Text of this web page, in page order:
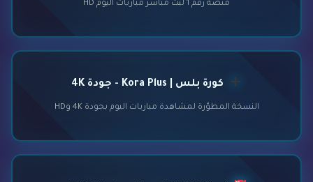
منصة رقم 1 لبث مباشر مباريات اليوم HD
كورة بلس | Kora Plus - جودة 4K
النسخة المطوّرة لمشاهدة مباريات اليوم بجودة 4K وHD